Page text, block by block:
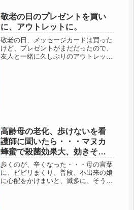
ここ最近の天候の不順、秋は飛ばし
て、真冬になってしまうし、台風並...
敬老の日のプレゼントを買い
に、アウトレットに。
敬老の日、メッセージカードは買った
けど、プレゼントがまだだったので、
友人と一緒に久しぶりのアウトレット
高齢母の老化、歩けないを看
護師に聞いたら・・・マヌカ
蜂蜜で殺菌効果大、効きそう
（笑）
歩くのが、辛くなった・・・母の言葉
に、ビビリまくり、普段、不出来の娘
に心配をかけまいと、滅多に、そうい